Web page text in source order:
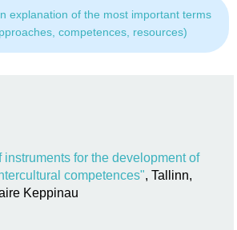
explanation of the most important terms
competences, resources)
instruments for the development of
competences", Tallinn,
Keppinau